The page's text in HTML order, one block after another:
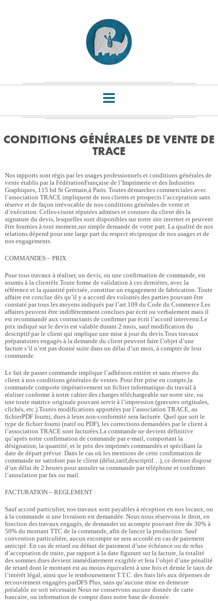
CONDITIONS GÉNÉRALES DE VENTE DE
TRACE
Nos rapports sont régis par les usages professionnels et conditions générales de
vente établis par la FédérationFrançaise de l’Imprimerie et des Industries
Graphiques, 115 bd St Germain,à Paris. Toutes démarches commerciales avec
l’association TRACE impliquent de nos clients et prospects l’acceptation sans
réserve et de façon irrévocable de nos conditions générales de vente et
d’exécution. Celles-cisont réputées admises et connues du client dès la
signature du devis, lesquelles sont disponibles sur notre site internet et peuvent
être fournies à tout moment,sur simple demande de votre part. La qualité de nos
relations dépend pour une large part du respect réciproque de nos usages et de
nos engagements.
COMMANDES – PRIX :
Pour tous travaux à réaliser, un devis, ou une confirmation de commande, est
soumis à la clientèle.Toute forme de validation à ces dernières, avec la
référence et la quantité précisée, constitue un engagement de fabrication. Toute
affaire est conclue dès qu’il y a accord des volontés des parties pouvant être
constaté par tous les moyens indiqués par l’art.109 du Code du Commerce.Les
affaires peuvent être indifféremment conclues par écrit ou verbalement mais il
est recommandé aux contractants de confirmer par écrit l’accord intervenu.Le
prix indiqué sur le devis est valable durant 2 mois, sauf modification du
descriptif par le client qui implique une mise à jour du devis.Tous travaux
préparatoires engagés à la demande du client peuvent faire l’objet d’une
facture s’il n’est pas donné suite dans un délai d’un mois, à compter de leur
commande.
Le fait de passer commande implique l’adhésion entière et sans réserve du
client à nos conditions générales de ventes. Pour être prise en compte,la
commande comporte impérativement un fichier informatique du travail à
réaliser conforme à notre cahier des charges téléchargeable sur notre site, ou
une toute matrice originale pouvant servir à l’impression (gravures originales,
clichés, etc.).Toutes modifications apportées par l’association TRACE, au
fichierPDF fourni, dues à leurs non-conformité sera facturée. Quel que soit le
type de fichier fourni (natif ou PDF), les corrections demandées par le client à
l’association TRACE sont facturées.La commande ne devient définitive
qu’après notre confirmation de commande par e-mail, comportant la
désignation, la quantité, et le prix des imprimés commandés et spécifiant la
date de départ prévue. Dans le cas où les mentions de cette confirmation de
commande ne satisfont pas le client (délai,tarif,descriptif…), ce dernier dispose
d’un délai de 2 heures pour annuler sa commande par téléphone et confirmer
l’annulation par fax ou mail.
FACTURATION – REGLEMENT :
Sauf accord particulier, nos travaux sont payables à réception en nos locaux, ou
à la commande si une livraison est demandée. Nous nous réservons le droit, en
fonction des travaux engagés, de demander un acompte pouvant être de 30% à
50% du montant TTC de la commande, afin de lancer la production. Sauf
convention particulière, aucun escompte ne sera accordé en cas de paiement
anticipé. En cas de retard ou défaut de paiement d’une échéance ou de refus
d’acceptation de traite, par rapport à la date figurant sur la facture, la totalité
des sommes dues devient immédiatement exigible et fera l’objet d’une pénalité
de retard dont le montant est au moins équivalent à une fois et demie le taux de
l’intérêt légal, ainsi que le remboursement T.T.C. des frais liés aux dépenses de
recouvrement engagées parDFS Plus, sans qu’aucune mise en demeure
préalable ne soit nécessaire.Nous ne conservons aucune donnée de carte
bancaire, ou information de compte dans notre base de donnée.